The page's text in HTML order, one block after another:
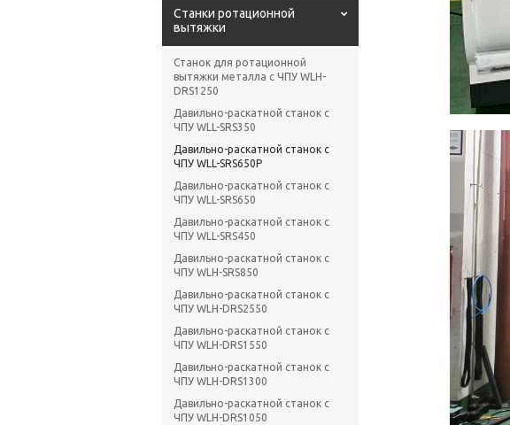
Станки ротационной
вытяжки
Станок для ротационной
вытяжки металла с ЧПУ WLH-
DRS1250
Давильно-раскатной станок с
ЧПУ WLL-SRS350
Давильно-раскатной станок с
ЧПУ WLL-SRS650P
Давильно-раскатной станок с
ЧПУ WLL-SRS650
Давильно-раскатной станок с
ЧПУ WLL-SRS450
Давильно-раскатной станок с
ЧПУ WLH-SRS850
Давильно-раскатной станок с
ЧПУ WLH-DRS2550
Давильно-раскатной станок с
ЧПУ WLH-DRS1550
Давильно-раскатной станок с
ЧПУ WLH-DRS1300
Давильно-раскатной станок с
ЧПУ WLH-DRS1050